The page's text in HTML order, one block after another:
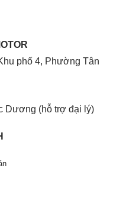
phố 4, Phường Tân
Dương (hỗ trợ đại lý)